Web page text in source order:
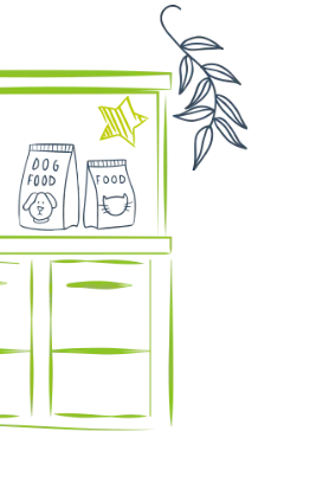
SACHET DE 12 SOURIS